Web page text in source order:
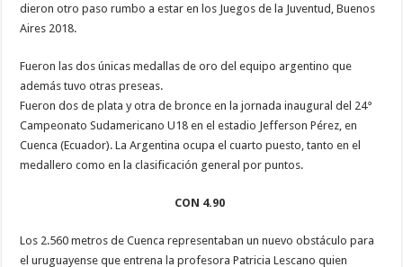
dieron otro paso rumbo a estar en los Juegos de la Juventud, Buenos
Aires 2018.
Fueron las dos únicas medallas de oro del equipo argentino que
además tuvo otras preseas.
Fueron dos de plata y otra de bronce en la jornada inaugural del 24°
Campeonato Sudamericano U18 en el estadio Jefferson Pérez, en
Cuenca (Ecuador). La Argentina ocupa el cuarto puesto, tanto en el
medallero como en la clasificación general por puntos.
CON 4.90
Los 2.560 metros de Cuenca representaban un nuevo obstáculo para
el uruguayense que entrena la profesora Patricia Lescano quien